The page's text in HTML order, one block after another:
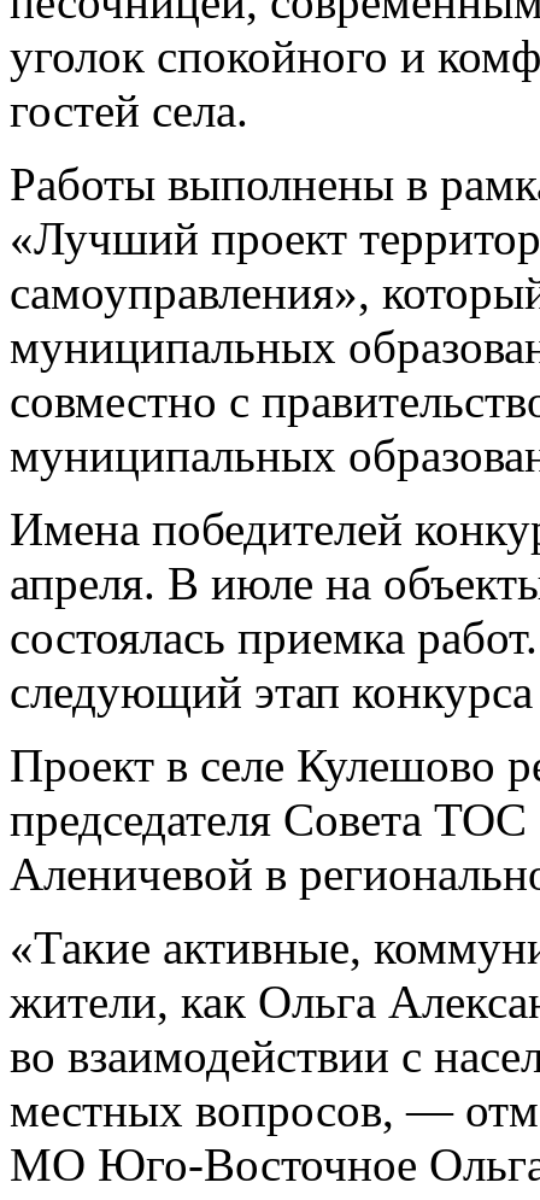
уголок спокойного и
гостей села.
Работы выполнены в
«Лучший проект
самоуправления»,
муниципальных
совместно с
муниципальных
Имена победителей
апреля. В июле на
состоялась приемка
следующий этап
Проект в селе Кулешово
председателя Совета
Аленичевой в
«Такие активные,
жители, как Ольга
во взаимодействии с
местных вопросов, —
МО Юго-Восточное